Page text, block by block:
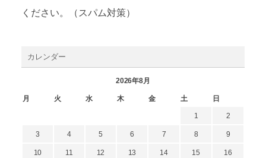
ください。（スパム対策）
カレンダー
2026年8月
月 火 水 木 金 土 日
1 2
3 4 5 6 7 8 9
10 11 12 13 14 15 16